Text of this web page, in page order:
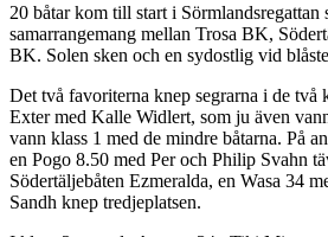
20 båtar kom till start i Sörmlandsregattan
samarrangemang mellan Trosa BK,
BK. Solen sken och en sydostlig vid
Det två favoriterna knep segrarna i de två
Exter med Kalle Widlert, som ju även
vann klass 1 med de mindre båtarna. På
en Pogo 8.50 med Per och Philip Svahn
Södertäljebåten Ezmeralda, en Wasa 34
Sandh knep tredjeplatsen.